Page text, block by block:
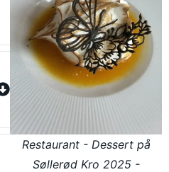
Restaurant - Dessert på
Søllerød Kro 2025 -